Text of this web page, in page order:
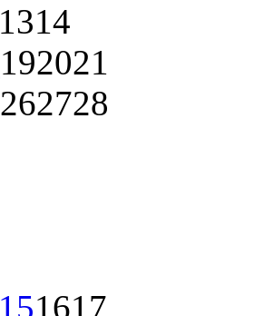
1314
192021
262728
151617